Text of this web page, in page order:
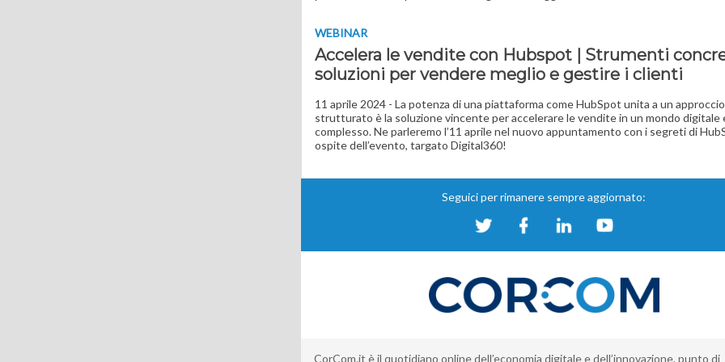
WEBINAR
Accelera le vendite con Hubspot | Strumenti
soluzioni per vendere meglio e gestire i clienti
11 aprile 2024 - La potenza di una piattaforma come HubSpot unita a un approccio
strutturato è la soluzione vincente per accelerare le vendite in un mondo digitale
complesso. Ne parleremo l’11 aprile nel nuovo appuntamento con i segreti di
ospite dell’evento, targato Digital360!
Seguici per rimanere sempre aggiornato:
CorCom.it è il quotidiano online dell’economia digitale e dell’innovazione, punto di